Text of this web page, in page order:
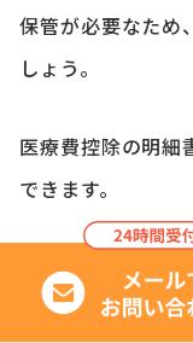
保管が必要なため
しょう。
医療費控除の明細
できます。
医療費控除の